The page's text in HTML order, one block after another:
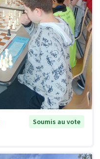
Soumis au vote